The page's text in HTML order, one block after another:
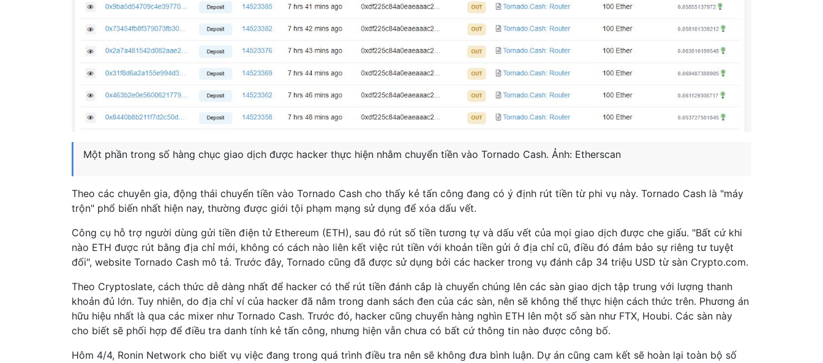
Một phần trong số hàng chục giao dịch được hacker thực hiện nhằm chuyển tiền vào Tornado Cash. Ảnh: Etherscan
Theo các chuyên gia, động thái chuyển tiền vào Tornado Cash cho thấy kẻ tấn công đang có ý định rút tiền từ phi vụ này. Tornado Cash là "máy
trộn" phổ biến nhất hiện nay, thường được giới tội phạm mạng sử dụng để xóa dấu vết.
Công cụ hỗ trợ người dùng gửi tiền điện tử Ethereum (ETH), sau đó rút số tiền tương tự và dấu vết của mọi giao dịch được che giấu. "Bất cứ khi
nào ETH được rút bằng địa chỉ mới, không có cách nào liên kết việc rút tiền với khoản tiền gửi ở địa chỉ cũ, điều đó đảm bảo sự riêng tư tuyệt
đối", website Tornado Cash mô tả. Trước đây, Tornado cũng đã được sử dụng bởi các hacker trong vụ đánh cắp 34 triệu USD từ sàn Crypto.com.
Theo Cryptoslate, cách thức dễ dàng nhất để hacker có thể rút tiền đánh cắp là chuyển chúng lên các sàn giao dịch tập trung với lượng thanh
khoản đủ lớn. Tuy nhiên, do địa chỉ ví của hacker đã nằm trong danh sách đen của các sàn, nên sẽ không thể thực hiện cách thức trên. Phương án
hữu hiệu nhất là qua các mixer như Tornado Cash. Trước đó, hacker cũng chuyển hàng nghìn ETH lên một số sàn như FTX, Houbi. Các sàn này
cho biết sẽ phối hợp để điều tra danh tính kẻ tấn công, nhưng hiện vẫn chưa có bất cứ thông tin nào được công bố.
Hôm 4/4, Ronin Network cho biết vụ việc đang trong quá trình điều tra nên sẽ không đưa bình luận. Dự án cũng cam kết sẽ hoàn lại toàn bộ số